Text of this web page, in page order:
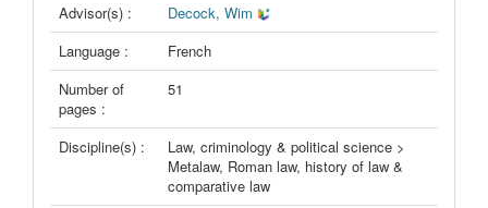
Advisor(s) :
Decock, Wim
Language :
French
Number of
pages :
51
Discipline(s) :
Law, criminology & political science >
Metalaw, Roman law, history of law &
comparative law